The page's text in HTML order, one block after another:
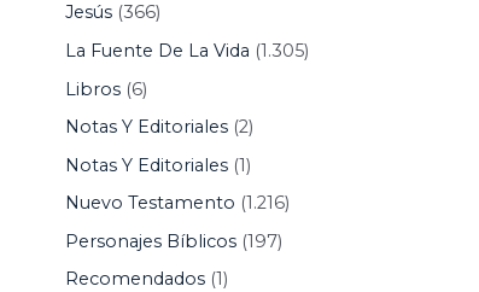
Jesús(366)
La Fuente De La Vida (1.305)
Libros(6)
Notas Y Editoriales(2)
Notas Y Editoriales(1)
Nuevo Testamento (1.216)
Personajes Bíblicos(197)
Recomendados(1)